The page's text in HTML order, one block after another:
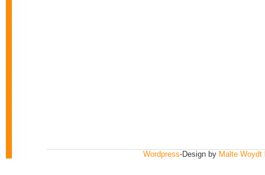
Wordpress-Design by Malte Woydt